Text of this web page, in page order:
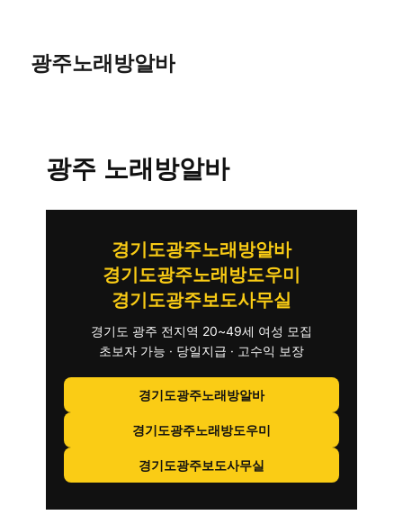
광주노래방알바
광주 노래방알바
경기도광주노래방알바
경기도광주노래방도우미
경기도광주보도사무실
경기도 광주 전지역 20~49세 여성 모집
초보자 가능 · 당일지급 · 고수익 보장
경기도광주노래방알바
경기도광주노래방도우미
경기도광주보도사무실